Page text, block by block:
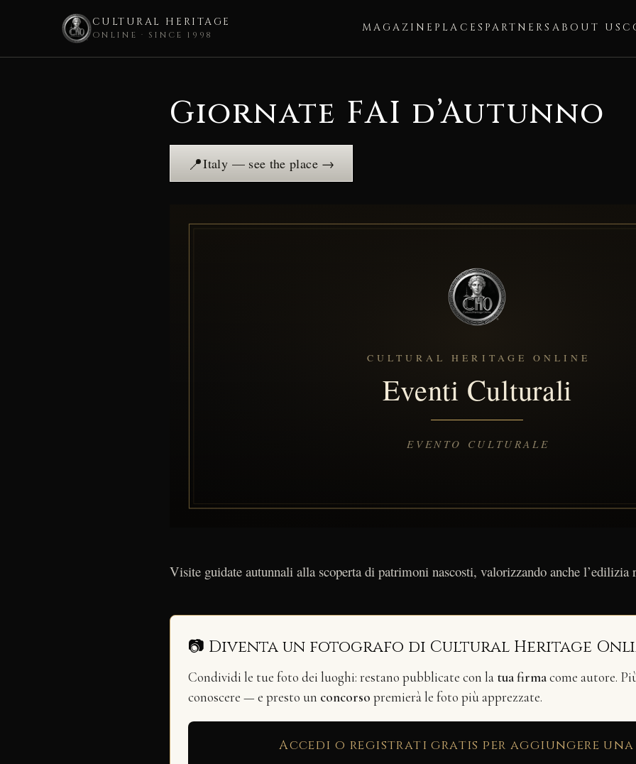
CULTURAL HERITAGE
ONLINE · SINCE 1998
MAGAZINE PLACES PARTNERS ABOUT US
Giornate FAI d’Autunno
📍Italy — see the place →
Visite guidate autunnali alla scoperta di patrimoni nascosti, valorizzando anche l’edilizia
📷 Diventa un fotografo di Cultural Heritage
Condividi le tue foto dei luoghi: restano pubblicate con la tua firmacome autore.
conoscere — e presto un concorso premierà le foto più apprezzate.
Accedi o registrati gratis per aggiungere